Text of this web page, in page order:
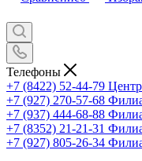
Телефоны
+7 (8422) 52-44-79
+7 (927) 270-57-68
+7 (937) 444-68-88
+7 (8352) 21-21-31
+7 (927) 805-26-34